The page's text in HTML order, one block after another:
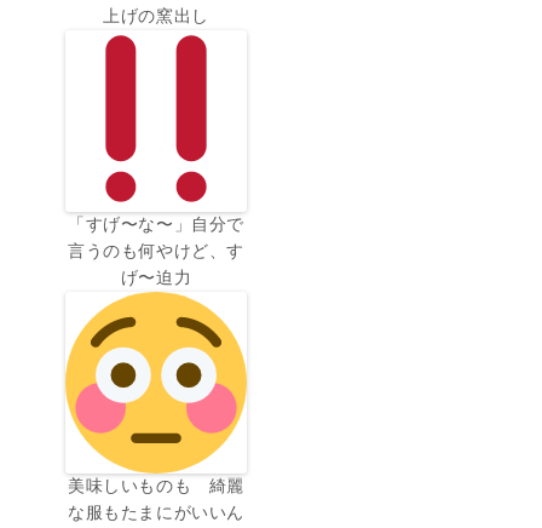
上げの窯出し
「すげ〜な〜」自分で
言うのも何やけど、す
げ〜迫力
美味しいものも 綺麗
な服もたまにがいいん